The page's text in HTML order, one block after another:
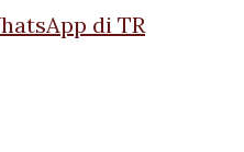
di TR